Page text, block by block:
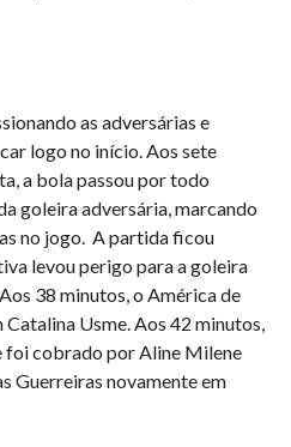
as adversárias e
logo no início. Aos sete
a bola passou por todo
goleira adversária, marcando
no jogo. A partida ficou
levou perigo para a goleira
38 minutos, o América de
Usme. Aos 42 minutos,
foi cobrado por Aline Milene
Guerreiras novamente em